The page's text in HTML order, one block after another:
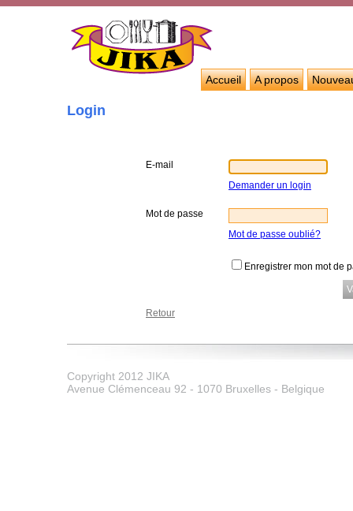
Accueil A propos
Login
E-mail
Demander un login
Mot de passe
Mot de passe oublié?
Enregistrer mon mot de
Retour
Copyright 2012 JIKA
Avenue Clémenceau 92 - 1070 Bruxelles - Belgique